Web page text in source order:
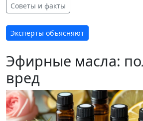
Советы и факты
Эксперты объясняют
Эфирные масла:
вред